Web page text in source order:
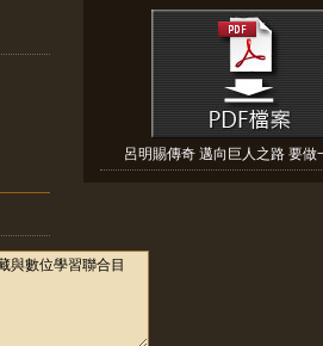
呂明賜傳奇 邁向巨人之路 要做